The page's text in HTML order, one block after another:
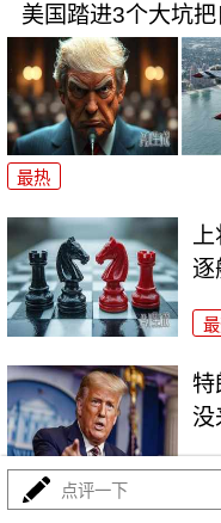
美国踏进3个大坑
最热
上
逐
特
没
点评一下